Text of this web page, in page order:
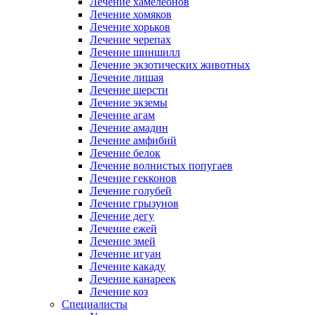
Лечение хомяков
Лечение хорьков
Лечение черепах
Лечение шиншилл
Лечение экзотических животных
Лечение лишая
Лечение шерсти
Лечение экземы
Лечение агам
Лечение амадин
Лечение амфибий
Лечение белок
Лечение волнистых попугаев
Лечение гекконов
Лечение голубей
Лечение грызунов
Лечение дегу
Лечение ежей
Лечение змей
Лечение игуан
Лечение какаду
Лечение канареек
Лечение коз
Специалисты